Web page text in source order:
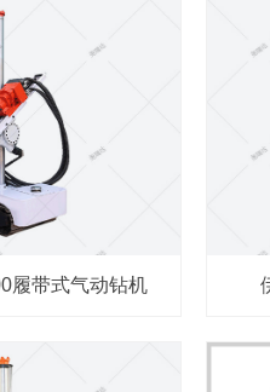
履带式气动钻机